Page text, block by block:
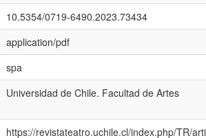
10.5354/0719-6490.2023.73434
application/pdf
spa
Universidad de Chile. Facultad de Artes
https://revistateatro.uchile.cl/index.php/TR/